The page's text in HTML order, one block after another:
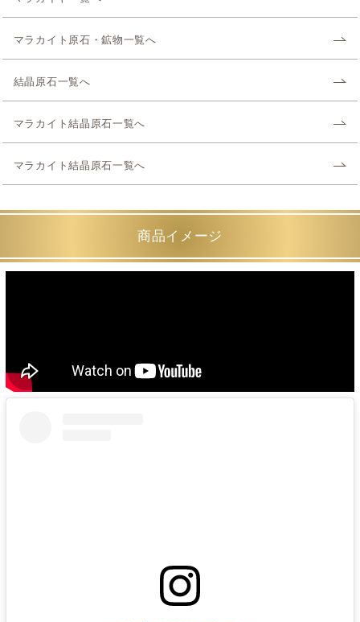
マラカイト原石・鉱物一覧へ
結晶原石一覧へ
マラカイト結晶原石一覧へ
マラカイト結晶原石一覧へ
商品イメージ